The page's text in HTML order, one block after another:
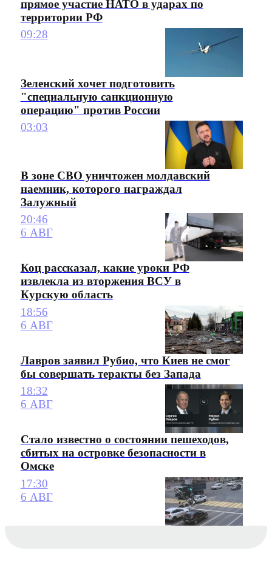
прямое участие НАТО в ударах по
территории РФ
09:28
Зеленский хочет подготовить
"специальную санкционную
операцию" против России
03:03
В зоне СВО уничтожен молдавский
наемник, которого награждал
Залужный
20:46
6 АВГ
Коц рассказал, какие уроки РФ
извлекла из вторжения ВСУ в
Курскую область
18:56
6 АВГ
Лавров заявил Рубио, что Киев не смог
бы совершать теракты без Запада
18:32
6 АВГ
Стало известно о состоянии пешеходов,
сбитых на островке безопасности в
Омске
17:30
6 АВГ